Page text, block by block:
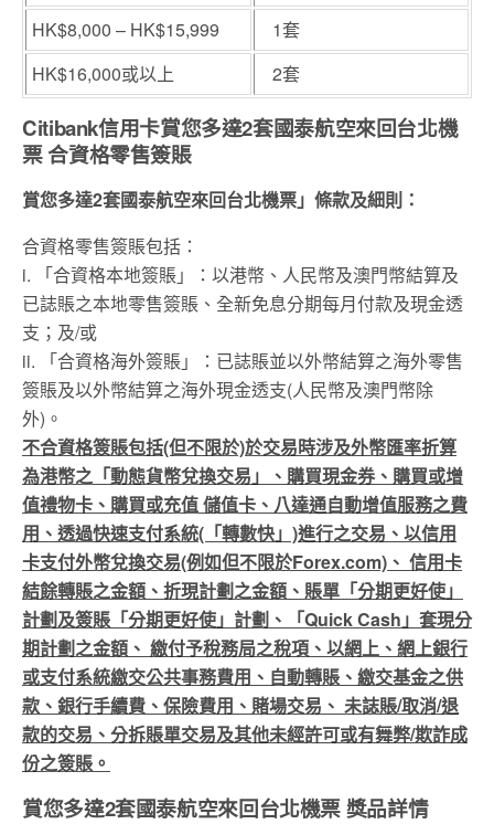
HK$8,000 – HK$15,999
1套
HK$16,000或以上
2套
Citibank信用卡賞您多達2套國泰航空來回台北機
票 合資格零售簽賬
賞您多達2套國泰航空來回台北機票」條款及細則：
合資格零售簽賬包括：
i. 「合資格本地簽賬」：以港幣、人民幣及澳門幣結算及
已誌賬之本地零售簽賬、全新免息分期每月付款及現金透
支；及/或
ii. 「合資格海外簽賬」：已誌賬並以外幣結算之海外零售
簽賬及以外幣結算之海外現金透支(人民幣及澳門幣除
外)。
不合資格簽賬包括(但不限於)於交易時涉及外幣匯率折算
為港幣之「動態貨幣兌換交易」、購買現金券、購買或增
值禮物卡、購買或充值 儲值卡、八達通自動增值服務之費
用、透過快速支付系統(「轉數快」)進行之交易、以信用
卡支付外幣兌換交易(例如但不限於Forex.com)、 信用卡
結餘轉賬之金額、折現計劃之金額、賬單「分期更好使」
計劃及簽賬「分期更好使」計劃、「Quick Cash」套現分
期計劃之金額、 繳付予稅務局之稅項、以網上、網上銀行
或支付系統繳交公共事務費用、自動轉賬、繳交基金之供
款、銀行手續費、保險費用、賭場交易、 未誌賬/取消/退
款的交易、分拆賬單交易及其他未經許可或有舞弊/欺詐成
份之簽賬。
賞您多達2套國泰航空來回台北機票 獎品詳情